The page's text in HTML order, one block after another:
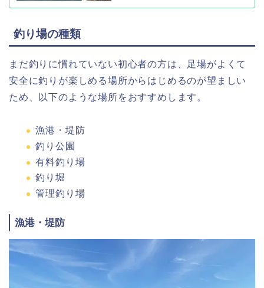
釣り場の種類
まだ釣りに慣れていない初心者の方は、足場がよくて
安全に釣りが楽しめる場所からはじめるのが望ましい
ため、以下のような場所をおすすめします。
漁港・堤防
釣り公園
有料釣り場
釣り堀
管理釣り場
漁港・堤防